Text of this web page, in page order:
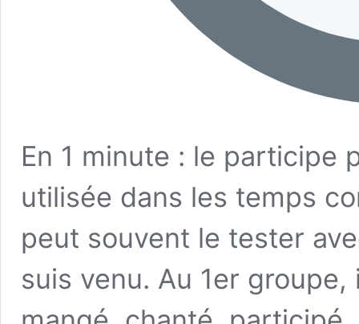
En 1 minute : le participe
utilisée dans les temps
peut souvent le tester
suis venu. Au 1er